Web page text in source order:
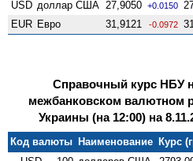
USD доллар США 27,9050 +0.0150
EUR Евро 31,9121 -0.0972
Справочный курс НБУ
межбанковском валютном
Украины (на 12:00) на
Код валюты Наименование Курс